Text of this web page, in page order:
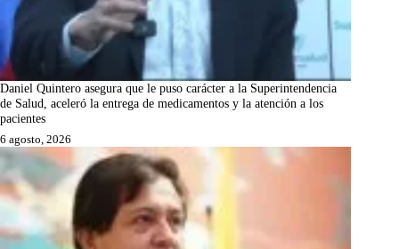
Daniel Quintero asegura que le puso carácter a la Superintendencia
de Salud, aceleró la entrega de medicamentos y la atención a los
pacientes
6 agosto, 2026